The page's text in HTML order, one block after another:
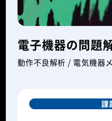
電子機器の問題
動作不良解析 / 電気機器
課